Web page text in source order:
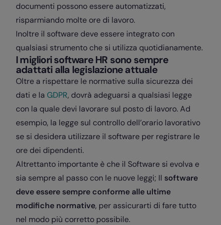
documenti possono essere automatizzati,
risparmiando molte ore di lavoro.
Inoltre il software deve essere integrato con
qualsiasi strumento che si utilizza quotidianamente.
I migliori software HR sono sempre
adattati alla legislazione attuale
Oltre a rispettare le normative sulla sicurezza dei
dati e la GDPR, dovrà adeguarsi a qualsiasi legge
con la quale devi lavorare sul posto di lavoro. Ad
esempio, la legge sul controllo dell’orario lavorativo
se si desidera utilizzare il software per registrare le
ore dei dipendenti.
Altrettanto importante è che il Software si evolva e
sia sempre al passo con le nuove leggi; Il software
deve essere sempre conforme alle ultime
modifiche normative, per assicurarti di fare tutto
nel modo più corretto possibile.